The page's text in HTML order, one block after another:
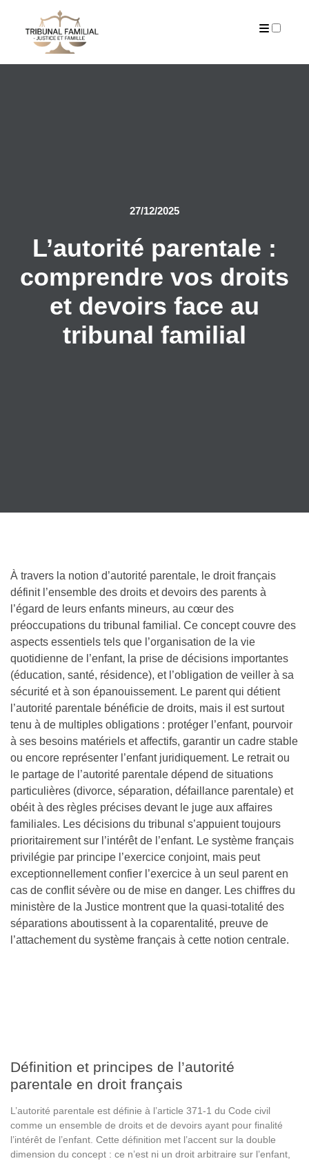
27/12/2025
L’autorité parentale :
comprendre vos droits
et devoirs face au
tribunal familial
À travers la notion d’autorité parentale, le droit français
définit l’ensemble des droits et devoirs des parents à
l’égard de leurs enfants mineurs, au cœur des
préoccupations du tribunal familial. Ce concept couvre des
aspects essentiels tels que l’organisation de la vie
quotidienne de l’enfant, la prise de décisions importantes
(éducation, santé, résidence), et l’obligation de veiller à sa
sécurité et à son épanouissement. Le parent qui détient
l’autorité parentale bénéficie de droits, mais il est surtout
tenu à de multiples obligations : protéger l’enfant, pourvoir
à ses besoins matériels et affectifs, garantir un cadre stable
ou encore représenter l’enfant juridiquement. Le retrait ou
le partage de l’autorité parentale dépend de situations
particulières (divorce, séparation, défaillance parentale) et
obéit à des règles précises devant le juge aux affaires
familiales. Les décisions du tribunal s’appuient toujours
prioritairement sur l’intérêt de l’enfant. Le système français
privilégie par principe l’exercice conjoint, mais peut
exceptionnellement confier l’exercice à un seul parent en
cas de conflit sévère ou de mise en danger. Les chiffres du
ministère de la Justice montrent que la quasi-totalité des
séparations aboutissent à la coparentalité, preuve de
l’attachement du système français à cette notion centrale.
Définition et principes de l’autorité
parentale en droit français
L’autorité parentale est définie à l’article 371-1 du Code civil
comme un ensemble de droits et de devoirs ayant pour finalité
l’intérêt de l’enfant. Cette définition met l’accent sur la double
dimension du concept : ce n’est ni un droit arbitraire sur l’enfant,